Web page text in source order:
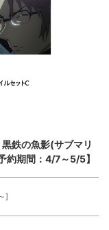
鉄の魚影(サブマリ
約期間：4/7～5/5】
]